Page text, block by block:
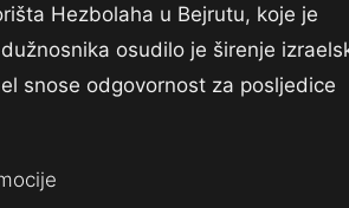
Hezbolaha u Bejrutu, koje je
osudilo je širenje
snose odgovornost za posljedice